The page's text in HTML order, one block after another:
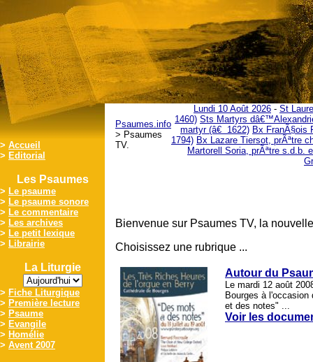
> Accueil
> Editorial
Les Psaumes
> Le psaume
> Le psaume sonore
> Le commentaire
> Les archives
> Le petit lexique
> Librairie
La Liturgie
> Fiche Liturgique
> Première lecture
> Psaume
> Evangile
> Homélie
> Avent 2007
Psaumes.info
> Psaumes
TV.
Lundi 10 Août 2026 - St
1460) Sts Martyrs
martyr (â€ 1622) Bx FranÃ§ois
1794) Bx Lazare Tiersot, prÃªtre
Martorell Soria, prÃªtre s.d.b.
Bienvenue sur Psaumes TV, la
Choisissez une rubrique ...
Autour du
Le mardi 12 août
Bourges à
et des notes" ...
Voir les